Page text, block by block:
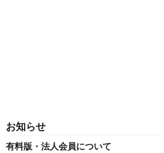
お知らせ
有料版・法人会員について